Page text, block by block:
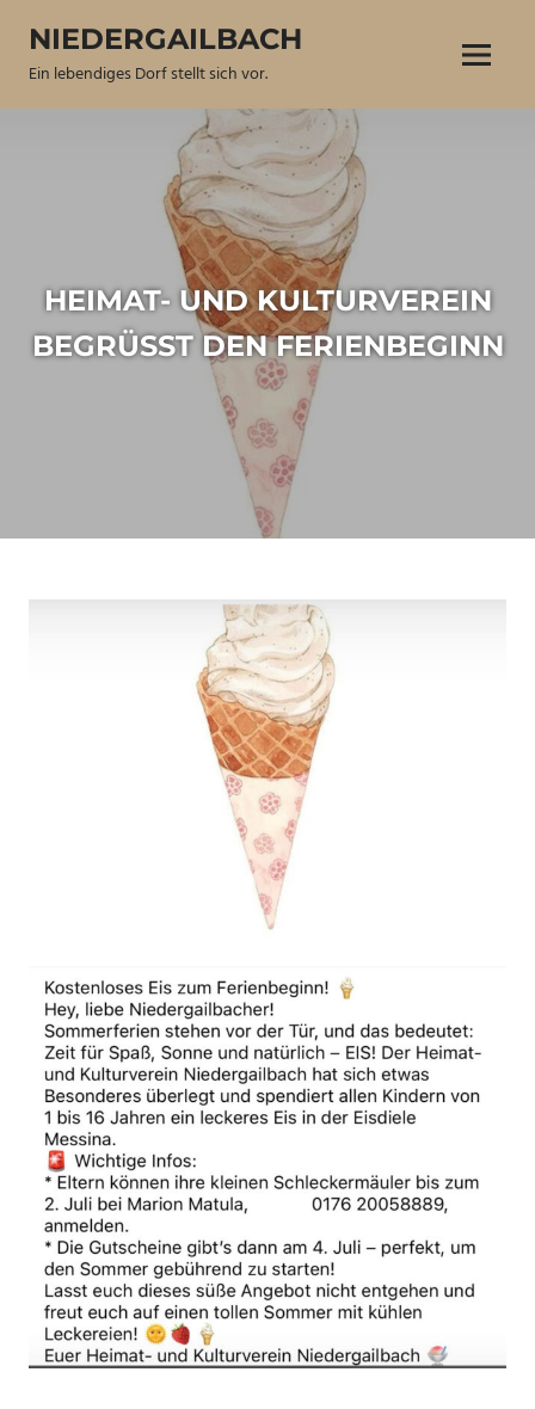
Inhalt
springen
NIEDERGAILBACH
Ein lebendiges Dorf stellt sich vor. Menü
HEIMAT- UND KULTURVEREIN
BEGRÜSST DEN FERIENBEGINN